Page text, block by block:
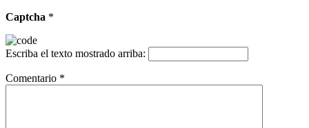
Captcha *
Escriba el texto mostrado arriba:
Comentario *